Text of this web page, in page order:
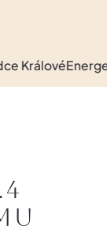
Energetická
4